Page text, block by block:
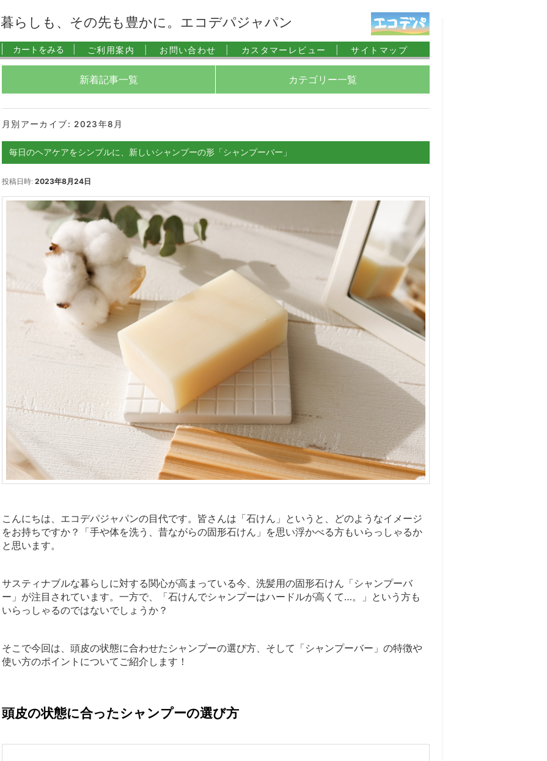
暮らしも、その先も豊かに。エコデパジャパン
カートをみる | ご利用案内 | お問い合わせ | カスタマーレビュー | サイトマップ
新着記事一覧 カテゴリー一覧
月別アーカイブ: 2023年8月
毎日のヘアケアをシンプルに、新しいシャンプーの形「シャンプーバー」
投稿日時: 2023年8月24日
こんにちは、エコデパジャパンの目代です。皆さんは「石けん」というと、どのようなイメージ
をお持ちですか？
「手や体を洗う、昔ながらの固形石けん」を思い浮かべる方もいらっしゃるか
と思います。
サスティナブルな暮らしに対する関心が高まっている今、洗髪用の固形石けん「シャンプーバ
ー」が注目されています。 一方で、「石けんでシャンプーはハードルが高くて…。」という方も
いらっしゃるのではないでしょうか？
そこで今回は、頭皮の状態に合わせたシャンプーの選び方、そして「シャンプーバー」の特徴や
使い方のポイントについてご紹介します！
頭皮の状態に合ったシャンプーの選び方